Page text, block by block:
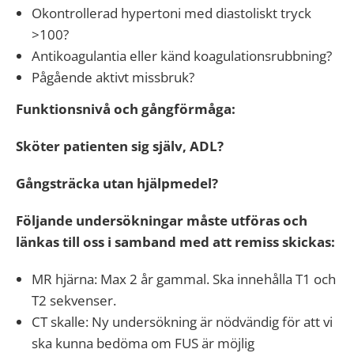
Okontrollerad hypertoni med diastoliskt tryck
>100?
Antikoagulantia eller känd koagulationsrubbning?
Pågående aktivt missbruk?
Funktionsnivå och gångförmåga:
Sköter patienten sig själv, ADL?
Gångsträcka utan hjälpmedel?
Följande undersökningar måste utföras och
länkas till oss i samband med att remiss skickas:
MR hjärna: Max 2 år gammal. Ska innehålla T1 och
T2 sekvenser.
CT skalle: Ny undersökning är nödvändig för att vi
ska kunna bedöma om FUS är möjlig